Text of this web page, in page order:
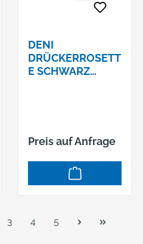
DENI
DRÜCKERROSETT
E SCHWARZ
Preis auf Anfrage
Seite
3 Seite
4 Seite
5